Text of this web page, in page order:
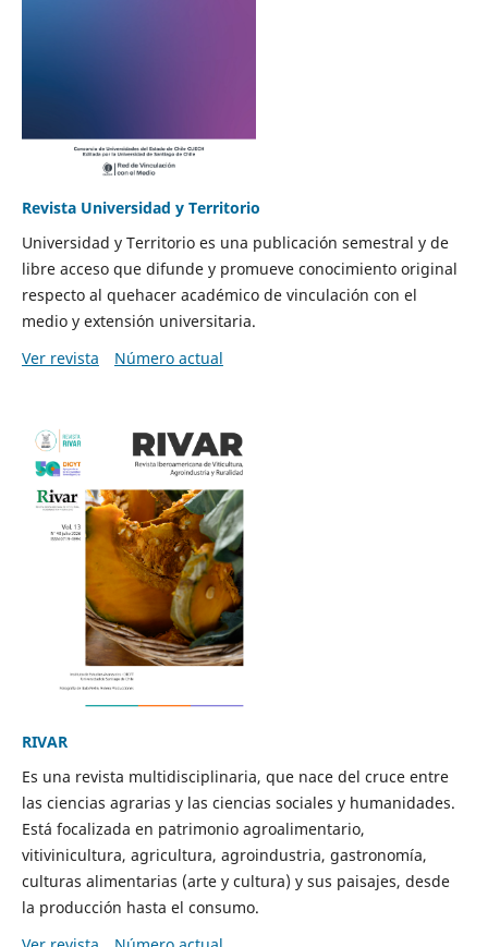
Revista Universidad y Territorio
Universidad y Territorio es una publicación semestral y de
libre acceso que difunde y promueve conocimiento original
respecto al quehacer académico de vinculación con el
medio y extensión universitaria.
Ver revista
Número actual
RIVAR
Es una revista multidisciplinaria, que nace del cruce entre
las ciencias agrarias y las ciencias sociales y humanidades.
Está focalizada en patrimonio agroalimentario,
vitivinicultura, agricultura, agroindustria, gastronomía,
culturas alimentarias (arte y cultura) y sus paisajes, desde
la producción hasta el consumo.